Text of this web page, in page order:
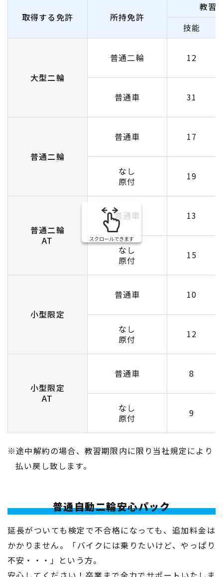
取得する免許 所持免許
教習
技能
大型二輪
普通二輪 12
普通車 31
普通二輪
普通車 17
なし
原付
19
普通二輪
AT
普通車 13
なし
原付
15
小型限定
普通車 10
なし
原付
12
小型限定
AT
普通車 8
なし
原付
9
スクロールできます
※途中解約の場合、教習期限内に限り当社規定により
払い戻し致します。
普通自動二輪安心パック
延長がついても検定で不合格になっても、追加料金は
かかりません。「バイクには乗りたいけど、やっぱり
不安・・・」という方。